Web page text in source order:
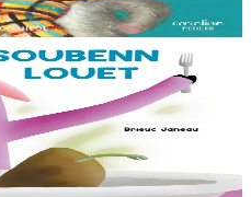
ur pred a-feson d'e vignoned.
avat...